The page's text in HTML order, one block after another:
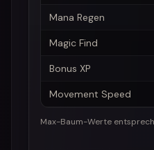
Mana Regen
Magic Find
Bonus XP
Movement Speed
Max-Baum-Werte